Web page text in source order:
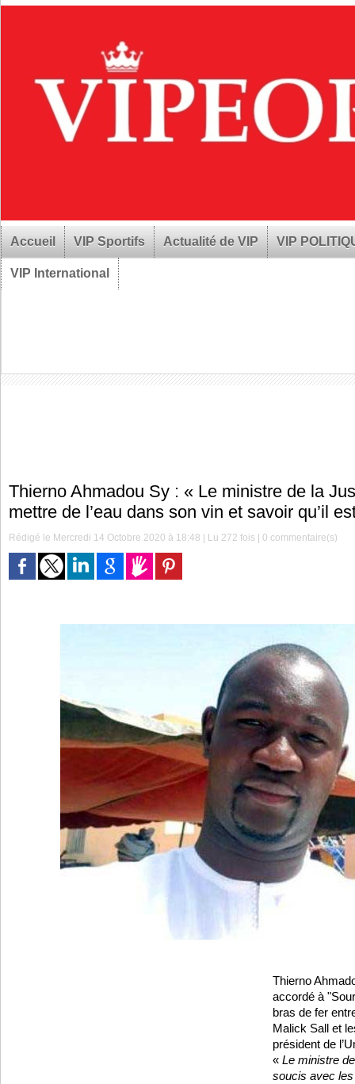
Accueil VIP Sportifs Actualité de VIP VIP
VIP International
Thierno Ahmadou Sy : « Le ministre de la
mettre de l’eau dans son vin et savoir qu’il
Rédigé le Mercredi 14 Octobre 2020 à 18:48 | Lu 272 fois |0 commentaire(s)
Thierno
accordé à
bras de fer
Malick Sall et
président de
«Le ministre
soucis avec